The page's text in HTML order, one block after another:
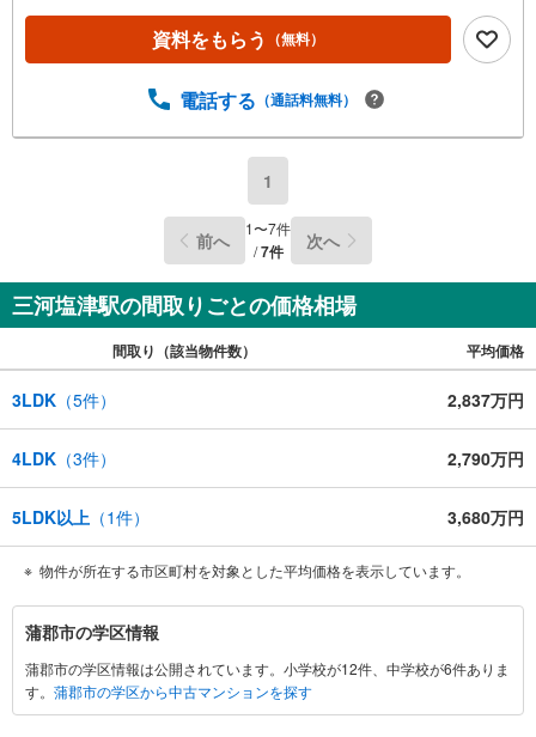
大丈夫！＞*水曜日も営業しております！*今から見たい！
聞きたい！にスピード対応！*自己資金なしでも購入出来ま
もおまかせください！■ご来店のメリット・ネット掲載以外
などの販売状況や工事進捗状況の提供・豊富な物件情報の
ホームではお客様第一での営業を心掛けております*～是非
お気軽にお問い合わせくださいませ！
資料をもらう （無料）
電話する （通話料無料）
1
前へ 1〜7件
/7件 次へ
三河塩津駅の間取りごとの価格相場
間取り（該当物件数） 平均価格
3LDK （5件） 2,837万円
4LDK （3件） 2,790万円
5LDK以上 （1件） 3,680万円
物件が所在する市区町村を対象とした平均価格を表示しています。
蒲
郡
市
に
蒲郡市の学区情報
蒲郡市の学区情報は公開されています。小学校が12件、中学校が6件ありま
す。 蒲郡市の学区から中古マンションを探す